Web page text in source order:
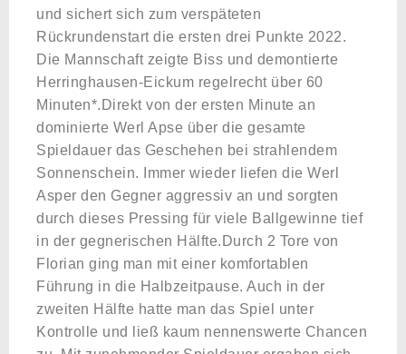
und sichert sich zum verspäteten
Rückrundenstart die ersten drei Punkte 2022.
Die Mannschaft zeigte Biss und demontierte
Herringhausen-Eickum regelrecht über 60
Minuten*.Direkt von der ersten Minute an
dominierte Werl Apse über die gesamte
Spieldauer das Geschehen bei strahlendem
Sonnenschein. Immer wieder liefen die Werl
Asper den Gegner aggressiv an und sorgten
durch dieses Pressing für viele Ballgewinne tief
in der gegnerischen Hälfte.Durch 2 Tore von
Florian ging man mit einer komfortablen
Führung in die Halbzeitpause. Auch in der
zweiten Hälfte hatte man das Spiel unter
Kontrolle und ließ kaum nennenswerte Chancen